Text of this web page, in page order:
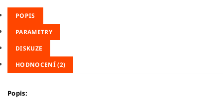
POPIS
PARAMETRY
DISKUZE
HODNOCENÍ (2)
Popis: